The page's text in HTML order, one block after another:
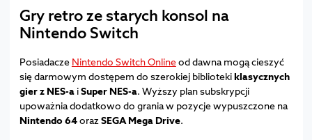
Gry retro ze starych konsol na
Nintendo Switch
Posiadacze Nintendo Switch Onlineod dawna mogą cieszyć
się darmowym dostępem do szerokiej bibliotekiklasycznych
gier z NES-a iSuper NES-a. Wyższy plan subskrypcji
upoważnia dodatkowo do grania w pozycje wypuszczone na
Nintendo 64orazSEGA Mega Drive.